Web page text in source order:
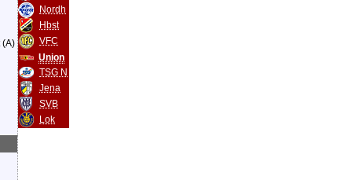
(A)
Nordh
Hbst
VFC
Union
TSG N
Jena
SVB
Lok